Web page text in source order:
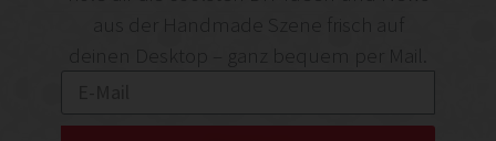
deinen Desktop – ganz bequem per Mail.